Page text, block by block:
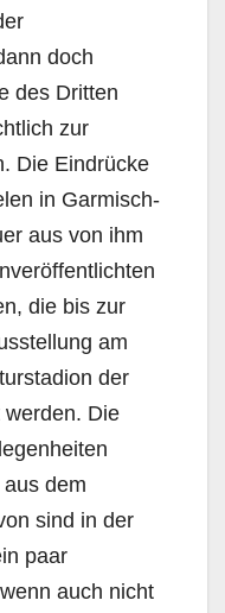
doch
des Dritten
zur
Die Eindrücke
in Garmisch-
aus von ihm
die bis zur
am
der
Die
dem
sind in der
paar
auch nicht